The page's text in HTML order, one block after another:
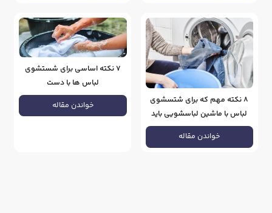
8 نکته مهم که برای شتسشوی
لباس با ماشین لباسشویی باید
بدانید
خواندن مقاله
7 نکته اساسی برای شستشوی
لباس ها با دست
خواندن مقاله